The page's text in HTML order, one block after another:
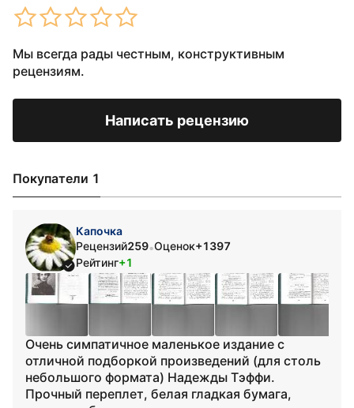
Мы всегда рады честным, конструктивным
рецензиям.
Написать рецензию
Покупатели 1
Капочка
Рецензий259•Оценок+1397
Рейтинг+1
Очень симпатичное маленькое издание с
отличной подборкой произведений (для столь
небольшого формата) Надежды Тэффи.
Прочный переплет, белая гладкая бумага,